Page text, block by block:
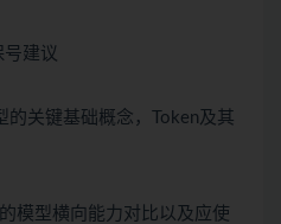
建议
的关键基础概念，Token及其
模型横向能力对比以及应使